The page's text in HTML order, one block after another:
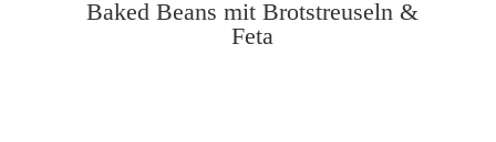
Baked Beans mit Brotstreuseln &
Feta